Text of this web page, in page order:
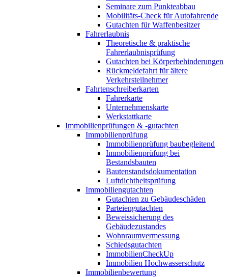
Seminare zum Punkteabbau
Mobilitäts-Check für Autofahrende
Gutachten für Waffenbesitzer
Fahrerlaubnis
Theoretische & praktische
Fahrerlaubnisprüfung
Gutachten bei Körperbehinderungen
Rückmeldefahrt für ältere
Verkehrsteilnehmer
Fahrtenschreiberkarten
Fahrerkarte
Unternehmenskarte
Werkstattkarte
Immobilienprüfungen & -gutachten
Immobilienprüfung
Immobilienprüfung baubegleitend
Immobilienprüfung bei
Bestandsbauten
Bautenstandsdokumentation
Luftdichtheitsprüfung
Immobiliengutachten
Gutachten zu Gebäudeschäden
Parteiengutachten
Beweissicherung des
Gebäudezustandes
Wohnraumvermessung
Schiedsgutachten
ImmobilienCheckUp
Immobilien Hochwasserschutz
Immobilienbewertung